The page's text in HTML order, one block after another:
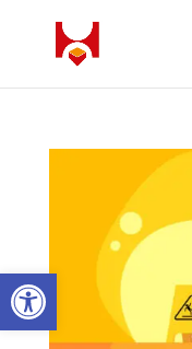
Open toolbar